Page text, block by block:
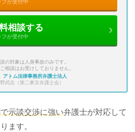
が受付中
相談する
が受付中
の対象は人身事故のみです。
相談はお受けしておりません。
アトム法律事務所弁護士法人
武志（第二東京弁護士会）
で示談交渉に強い弁護士が対応して
ます。